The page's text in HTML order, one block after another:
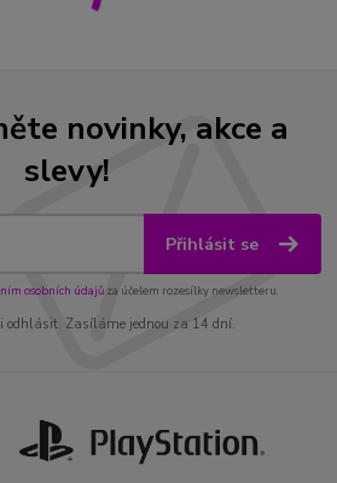
novinky, akce a
slevy!
Přihlásit se
osobních údajůza účelem rozesílky newsletteru.
odhlásit. Zasíláme jednou za 14 dní.